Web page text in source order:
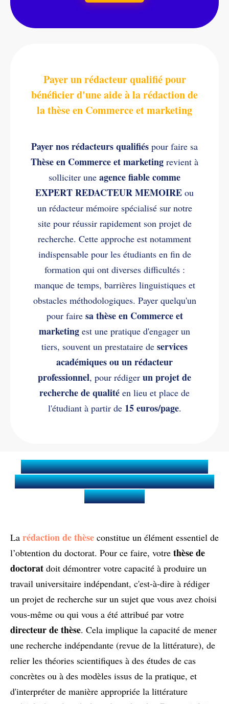
Payer un rédacteur qualifié pour
bénéficier d'une aide à la rédaction de
la thèse en Commerce et marketing
Payer nos rédacteurs qualifiés pour faire sa
Thèse en Commerce et marketing revient à
solliciter une agence fiable comme
EXPERT REDACTEUR MEMOIRE ou
un rédacteur mémoire spécialisé sur notre
site pour réussir rapidement son projet de
recherche. Cette approche est notamment
indispensable pour les étudiants en fin de
formation qui ont diverses difficultés :
manque de temps, barrières linguistiques et
obstacles méthodologiques. Payer quelqu'un
pour fairesa thèse en Commerce et
marketing est une pratique d'engager un
tiers, souvent un prestataire de services
académiques ou un rédacteur
professionnel, pour rédiger un projet de
recherche de qualité en lieu et place de
l'étudiant à partir de15 euros/page.
Quels services sont inclus dans
l’aide à la rédaction de la thèse de
doctorat ?
La rédaction de thèse constitue un élément essentiel de
l’obtention du doctorat. Pour ce faire, votre thèse de
doctorat doit démontrer votre capacité à produire un
travail universitaire indépendant, c'est-à-dire à rédiger
un projet de recherche sur un sujet que vous avez choisi
vous-même ou qui vous a été attribué par votre
directeur de thèse. Cela implique la capacité de mener
une recherche indépendante (revue de la littérature), de
relier les théories scientifiques à des études de cas
concrètes ou à des modèles issus de la pratique, et
d'interpréter de manière appropriée la littérature